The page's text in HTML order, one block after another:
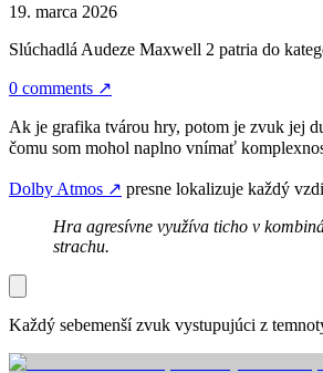
19. marca 2026
Slúchadlá Audeze Maxwell 2 patria do
0 comments ↗
Ak je grafika tvárou hry, potom je zvuk jej
čomu som mohol naplno vnímať
Dolby Atmos ↗ presne lokalizuje každý
Hra agresívne využíva ticho v
strachu.
Každý sebemenší zvuk vystupujúci z